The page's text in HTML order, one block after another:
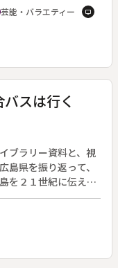
ウルルンを見て「私
ベンバ族のモアペさ
やコオロギなどを
芸能・バラエティー tv
スは行く
ブラリー資料と、視
島県を振り返って、
を２１世紀に伝え